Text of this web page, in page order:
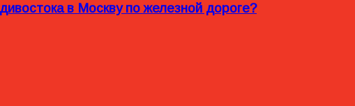
в Москву по железной дороге?